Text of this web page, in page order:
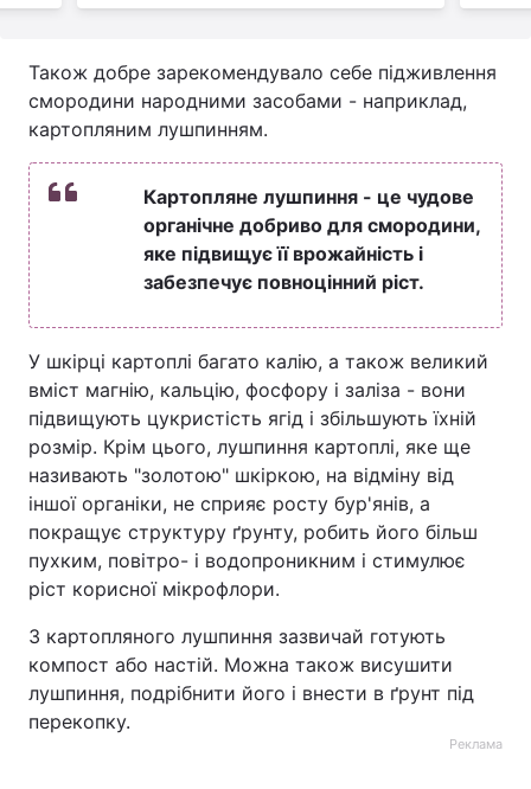
Також добре зарекомендувало себе підживлення
смородини народними засобами - наприклад,
картопляним лушпинням.
Картопляне лушпиння - це чудове
органічне добриво для смородини,
яке підвищує її врожайність і
забезпечує повноцінний ріст.
У шкірці картоплі багато калію, а також великий
вміст магнію, кальцію, фосфору і заліза - вони
підвищують цукристість ягід і збільшують їхній
розмір. Крім цього, лушпиння картоплі, яке ще
називають "золотою" шкіркою, на відміну від
іншої органіки, не сприяє росту бур'янів, а
покращує структуру ґрунту, робить його більш
пухким, повітро- і водопроникним і стимулює
ріст корисної мікрофлори.
З картопляного лушпиння зазвичай готують
компост або настій. Можна також висушити
лушпиння, подрібнити його і внести в ґрунт під
перекопку.
Реклама